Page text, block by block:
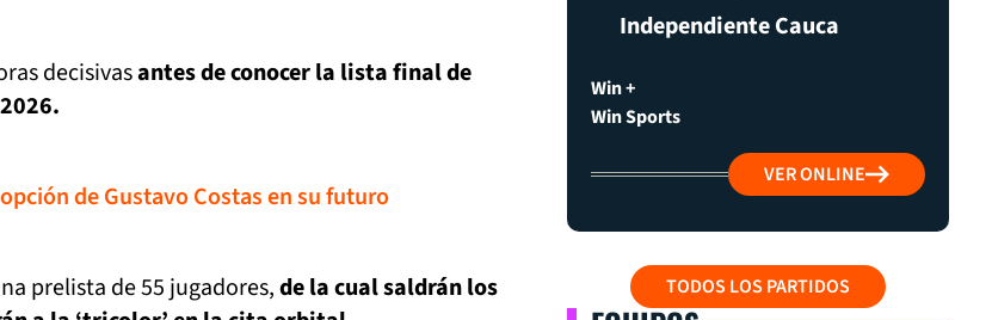
decisivasantes de conocer la lista final de
de Gustavo Costas en su futuro
prelista de 55 jugadores,de la cual saldrán los
Independiente Cauca
Win +
Win Sports
VER ONLINE
TODOS LOS PARTIDOS